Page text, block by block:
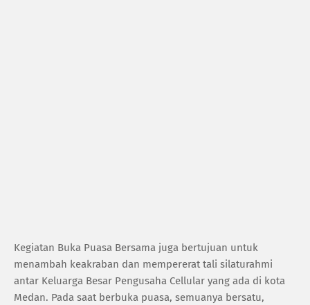
Kegiatan Buka Puasa Bersama juga bertujuan untuk
menambah keakraban dan mempererat tali silaturahmi
antar Keluarga Besar Pengusaha Cellular yang ada di kota
Medan. Pada saat berbuka puasa, semuanya bersatu,